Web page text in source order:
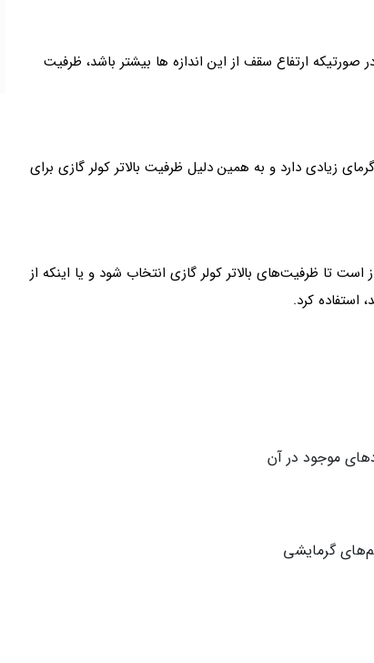
سقف بین 7/2 متر تا 3 متر است و در صورتیکه ارتفاع سقف از این اندازه ها بیشتر باشد، ظرفیت
زیادی دارد و به همین دلیل ظرفیت بالاتر کولر گازی برای
تا ظرفیت‌های بالاتر کولر گازی انتخاب شود و یا اینکه از
استفاده کرد.
موجود در آن
گرمایشی